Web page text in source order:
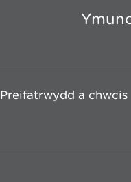
Preifatrwydd a chwcis